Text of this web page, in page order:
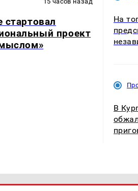
стартовал
проект
На
В